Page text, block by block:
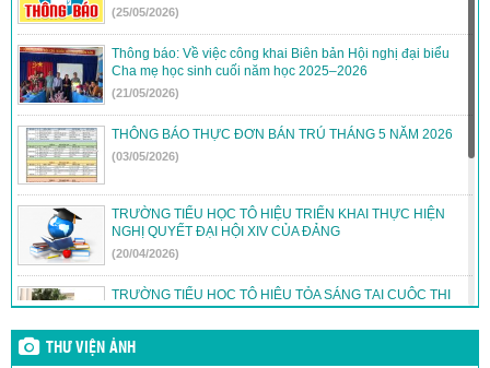
(25/05/2026)
Thông báo: Về việc công khai Biên bản Hội nghị đại biểu
Cha mẹ học sinh cuối năm học 2025–2026
(21/05/2026)
THÔNG BÁO THỰC ĐƠN BÁN TRÚ THÁNG 5 NĂM 2026
(03/05/2026)
TRƯỜNG TIỂU HỌC TÔ HIỆU TRIỂN KHAI THỰC HIỆN
NGHỊ QUYẾT ĐẠI HỘI XIV CỦA ĐẢNG
(20/04/2026)
TRƯỜNG TIỂU HỌC TÔ HIỆU TỎA SÁNG TẠI CUỘC THI
TRẠNG NGUYÊN TIẾNG VIỆT
(12/04/2026)
THƯ VIỆN ẢNH